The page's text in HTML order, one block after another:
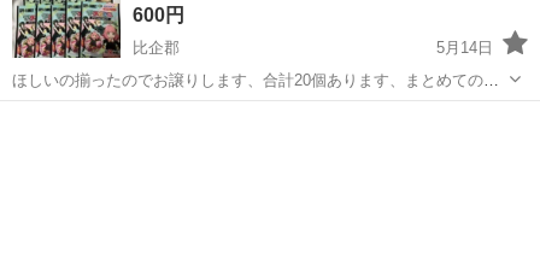
600円
比企郡
5月14日
ほしいの揃ったのでお譲りします、合計20個あります、まとめての方
お値引きします。